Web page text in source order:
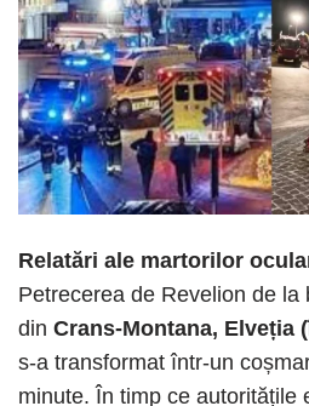
Relatări ale martorilor
Petrecerea de Revelion de la
din Crans-Montana, Elveția
s-a transformat într-un
minute. În timp ce autoritățile